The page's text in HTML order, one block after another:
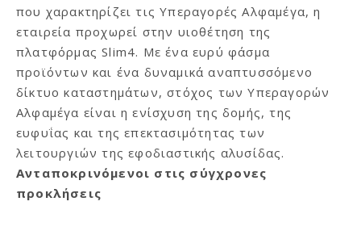
που χαρακτηρίζει τις Υπεραγορές Αλφαμέγα, η
εταιρεία προχωρεί στην υιοθέτηση της
πλατφόρμας Slim4. Με ένα ευρύ φάσμα
προϊόντων και ένα δυναμικά αναπτυσσόμενο
δίκτυο καταστημάτων, στόχος των Υπεραγορών
Αλφαμέγα είναι η ενίσχυση της δομής, της
ευφυΐας και της επεκτασιμότητας των
λειτουργιών της εφοδιαστικής αλυσίδας.
Ανταποκρινόμενοι στις σύγχρονες
προκλήσεις